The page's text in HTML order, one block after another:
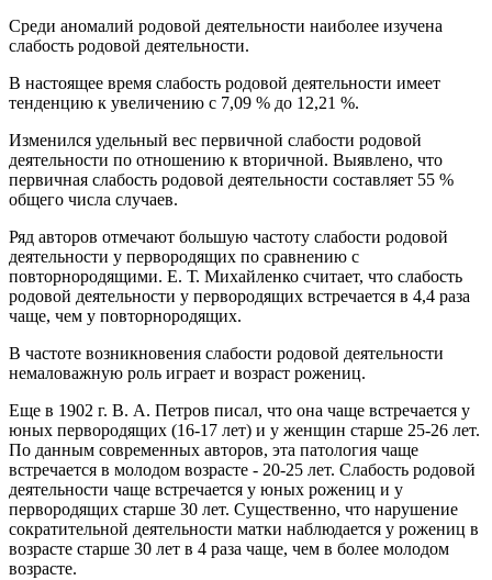
Среди аномалий родовой деятельности наиболее изучена
слабость родовой деятельности.
В настоящее время слабость родовой деятельности имеет
тенденцию к увеличению с 7,09 % до 12,21 %.
Изменился удельный вес первичной слабости родовой
деятельности по отношению к вторичной. Выявлено, что
первичная слабость родовой деятельности составляет 55 %
общего числа случаев.
Ряд авторов отмечают большую частоту слабости родовой
деятельности у первородящих по сравнению с
повторнородящими. Е. Т. Михайленко считает, что слабость
родовой деятельности у первородящих встречается в 4,4 раза
чаще, чем у повторнородящих.
В частоте возникновения слабости родовой деятельности
немаловажную роль играет и возраст рожениц.
Еще в 1902 г. B. А. Петров писал, что она чаще встречается у
юных первородящих (16-17 лет) и у женщин старше 25-26 лет.
По данным современных авторов, эта патология чаще
встречается в молодом возрасте - 20-25 лет. Слабость родовой
деятельности чаще встречается у юных рожениц и у
первородящих старше 30 лет. Существенно, что нарушение
сократительной деятельности матки наблюдается у рожениц в
возрасте старше 30 лет в 4 раза чаще, чем в более молодом
возрасте.